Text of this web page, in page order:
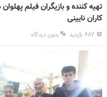
تهیه کننده و بازیگران فیلم
کاران نایینی
۶۸۲ بازدید بدون دیدگاه